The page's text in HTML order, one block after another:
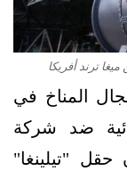
ترند أفريكا
مجال المناخ في
ضد شركة
حقل "تيلينغا"